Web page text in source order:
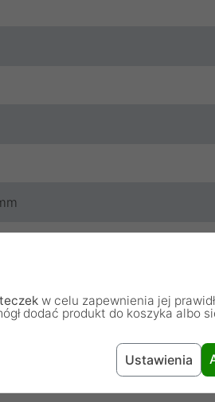
w celu zapewnienia jej
dodać produkt do koszyka albo
Ustawienia